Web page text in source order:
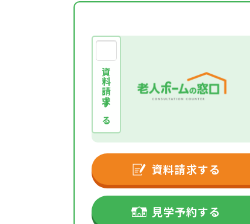
資料請求する
資料請求する
見学予約する